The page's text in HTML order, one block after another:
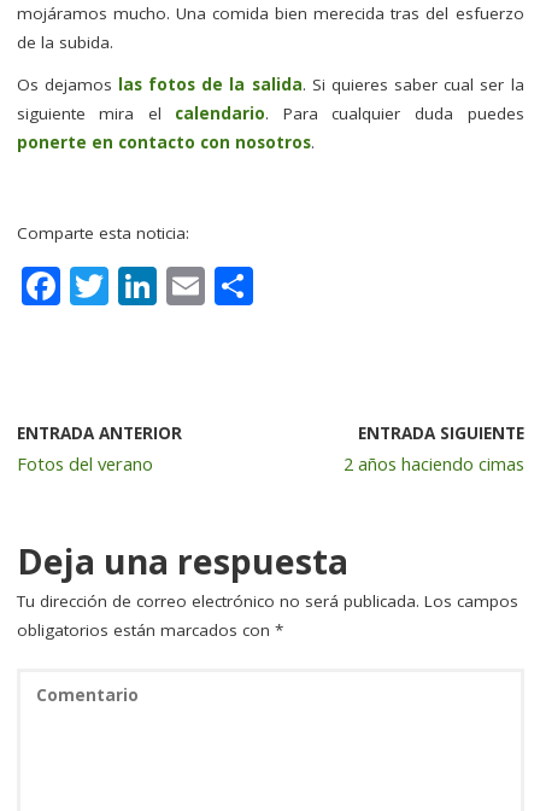
mojáramos mucho. Una comida bien merecida tras del esfuerzo
de la subida.
Os dejamos las fotos de la salida. Si quieres saber cual ser la
siguiente mira el calendario. Para cualquier duda puedes
ponerte en contacto con nosotros.
Comparte esta noticia:
F
a
b
o
k
T
w
r
Li
n
dI
E
m
C
ENTRADA ANTERIOR
Fotos del verano
ENTRADA SIGUIENTE
2 años haciendo cimas
Deja una respuesta
Tu dirección de correo electrónico no será publicada. Los campos
obligatorios están marcados con *